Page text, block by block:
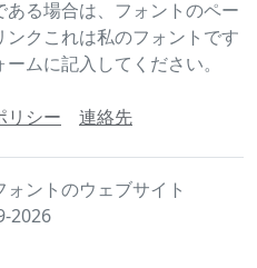
る場合は、フォントのペー
クこれは私のフォントです
ムに記入してください。
リシー 連絡先
ントのウェブサイト
2026